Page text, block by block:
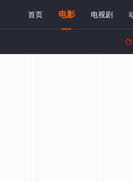
首页 电影 电视剧
